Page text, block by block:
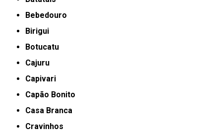
Bebedouro
Birigui
Botucatu
Cajuru
Capivari
Capão Bonito
Casa Branca
Cravinhos